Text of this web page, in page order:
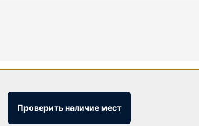
минибар и LED-телевизоры.
за телом и процедуры по уходу за лицом.
Этот курорт предоставляет
Проверить наличие мест